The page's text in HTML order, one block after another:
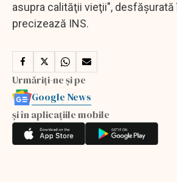
asupra calităţii vieţii", desfăşurată
precizează INS.
Urmăriți-ne și pe
Google News
și în aplicațiile mobile